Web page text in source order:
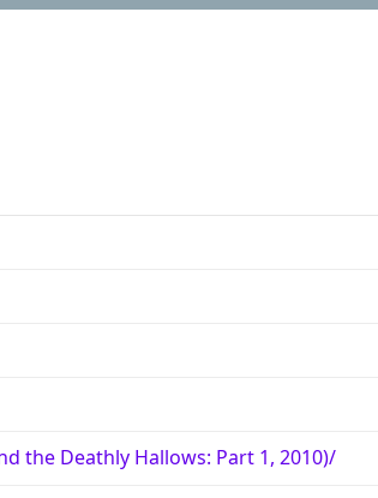
the Deathly Hallows: Part 1, 2010)/